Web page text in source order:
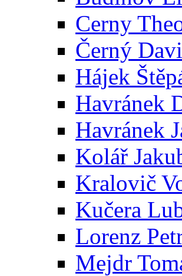
Cerny
Černý
Hájek
Havránek
Havránek
Kolář
Kralovič
Kučera
Lorenz
Mejdr